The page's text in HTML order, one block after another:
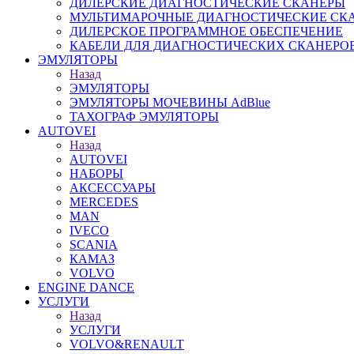
ДИЛЕРСКИЕ ДИАГНОСТИЧЕСКИЕ СКАНЕРЫ
МУЛЬТИМАРОЧНЫЕ ДИАГНОСТИЧЕСКИЕ
ДИЛЕРСКОЕ ПРОГРАММНОЕ ОБЕСПЕЧЕНИЕ
КАБЕЛИ ДЛЯ ДИАГНОСТИЧЕСКИХ
ЭМУЛЯТОРЫ
Назад
ЭМУЛЯТОРЫ
ЭМУЛЯТОРЫ МОЧЕВИНЫ АdBlue
ТАХОГРАФ ЭМУЛЯТОРЫ
AUTOVEI
Назад
AUTOVEI
НАБОРЫ
АКСЕССУАРЫ
MERCEDES
MAN
IVECO
SCANIA
КАМАЗ
VOLVO
ENGINE DANCE
УСЛУГИ
Назад
УСЛУГИ
VOLVO&RENAULT